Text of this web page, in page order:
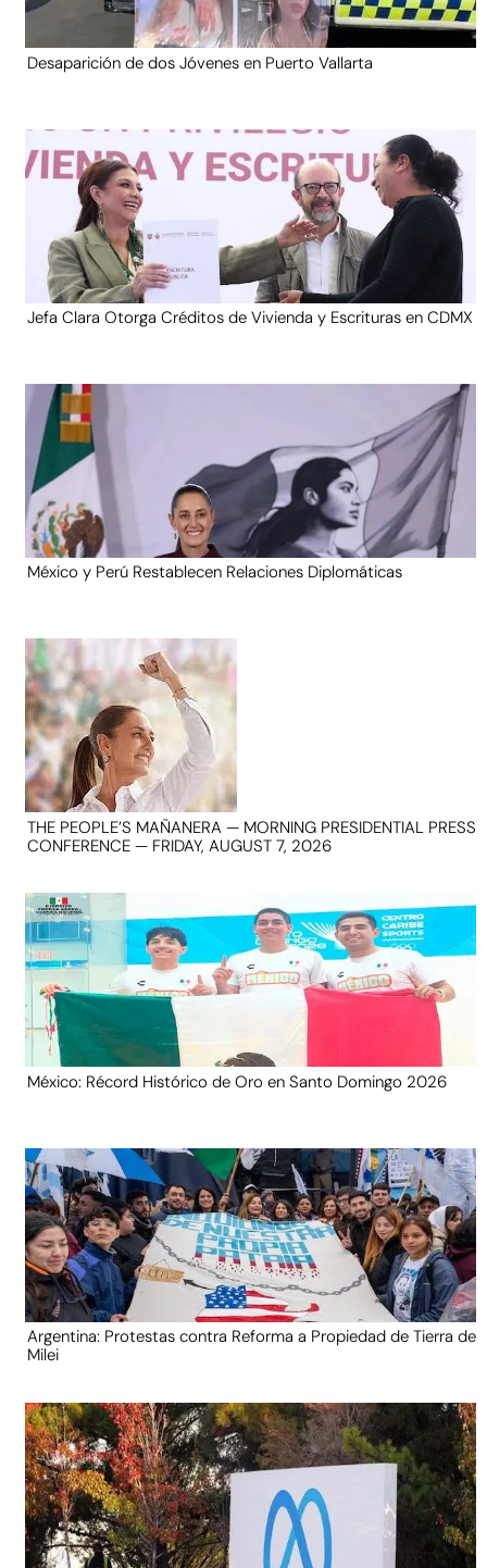
Desaparición de dos Jóvenes en Puerto Vallarta
Jefa Clara Otorga Créditos de Vivienda y Escrituras en CDMX
México y Perú Restablecen Relaciones Diplomáticas
THE PEOPLE’S MAÑANERA — MORNING PRESIDENTIAL PRESS
CONFERENCE — FRIDAY, AUGUST 7, 2026
México: Récord Histórico de Oro en Santo Domingo 2026
Argentina: Protestas contra Reforma a Propiedad de Tierra de
Milei